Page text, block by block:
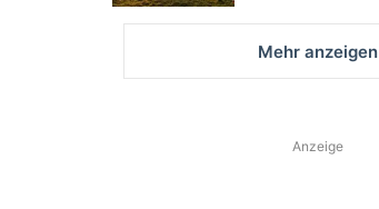
Mehr anzeigen
Anzeige